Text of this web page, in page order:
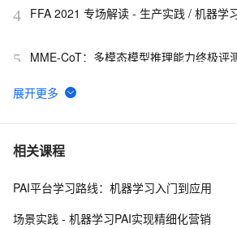
4 FFA 2021 专场解读 - 生产实践 / 机器学
5
MME-CoT：多模态模型推理能力终极评
6
【机器学习】RLHF：在线方法与离线算
7 探索机器学习中的过拟合与欠拟合：原理
8 Hadoop与机器学习的融合：案例研究
相关课程
PAI平台学习路线：机器学习入门到应用
场景实践 - 机器学习PAI实现精细化营销